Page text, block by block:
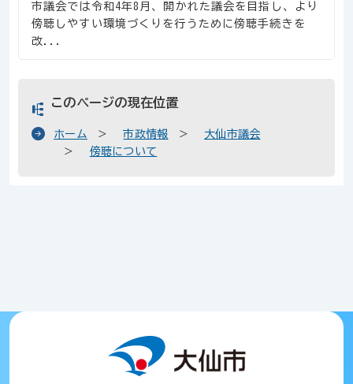
市議会では令和4年8月、開かれた議会を目指し、より
傍聴しやすい環境づくりを行うために傍聴手続きを
改...
このページの現在位置
ホーム 市政情報
大仙市議会
傍聴について